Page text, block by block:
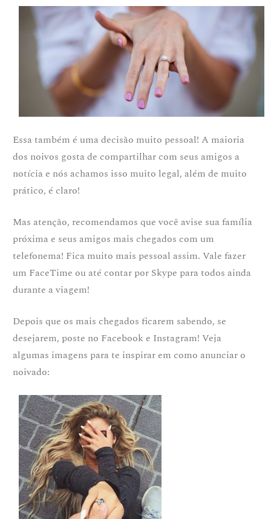
Essa também é uma decisão muito pessoal! A maioria
dos noivos gosta de compartilhar com seus amigos a
notícia e nós achamos isso muito legal, além de muito
prático, é claro!
Mas atenção, recomendamos que você avise sua família
próxima e seus amigos mais chegados com um
telefonema! Fica muito mais pessoal assim. Vale fazer
um FaceTime ou até contar por Skype para todos ainda
durante a viagem!
Depois que os mais chegados ficarem sabendo, se
desejarem, poste no Facebook e Instagram! Veja
algumas imagens para te inspirar em como anunciar o
noivado: